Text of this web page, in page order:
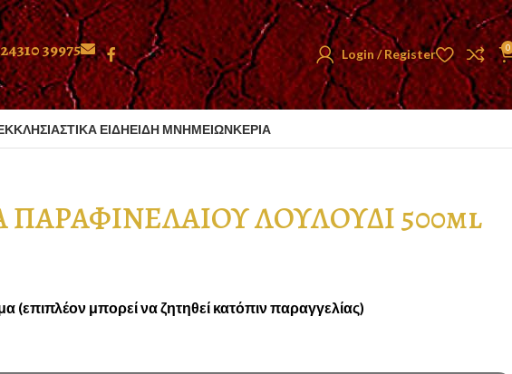
39975 Login / Register 0
ΕΙΔΗΕΙΔΗ ΜΝΗΜΕΙΩΝΚΕΡΙΑ
ΠΑΡΑΦΙΝΕΛΑΙΟΥ ΛΟΥΛΟΥΔΙ 500ml
(επιπλέον μπορεί να ζητηθεί κατόπιν παραγγελίας)